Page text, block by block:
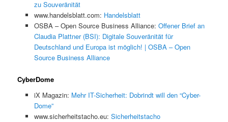
zu Souveränität
www.handelsblatt.com: Handelsblatt
OSBA – Open Source Business Alliance: Offener Brief an
Claudia Plattner (BSI): Digitale Souveränität für
Deutschland und Europa ist möglich! | OSBA – Open
Source Business Alliance
CyberDome
iX Magazin: Mehr IT-Sicherheit: Dobrindt will den “Cyber-
Dome”
www.sicherheitstacho.eu: Sicherheitstacho